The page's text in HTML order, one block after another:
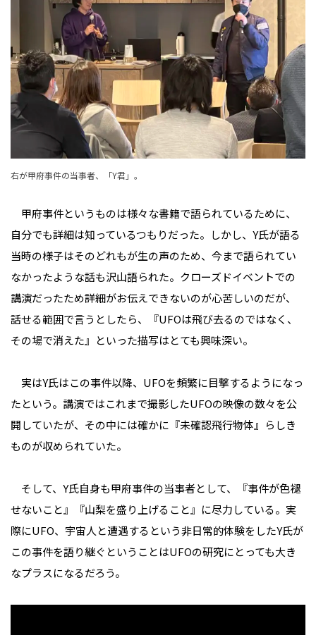
右が甲府事件の当事者、「Y君」。
甲府事件というものは様々な書籍で語られているために、
自分でも詳細は知っているつもりだった。しかし、Y氏が語る
当時の様子はそのどれもが生の声のため、今まで語られてい
なかったような話も沢山語られた。クローズドイベントでの
講演だったため詳細がお伝えできないのが心苦しいのだが、
話せる範囲で言うとしたら、『UFOは飛び去るのではなく、
その場で消えた』といった描写はとても興味深い。
実はY氏はこの事件以降、UFOを頻繁に目撃するようになっ
たという。講演ではこれまで撮影したUFOの映像の数々を公
開していたが、その中には確かに『未確認飛行物体』らしき
ものが収められていた。
そして、Y氏自身も甲府事件の当事者として、『事件が色褪
せないこと』『山梨を盛り上げること』に尽力している。実
際にUFO、宇宙人と遭遇するという非日常的体験をしたY氏が
この事件を語り継ぐということはUFOの研究にとっても大き
なプラスになるだろう。